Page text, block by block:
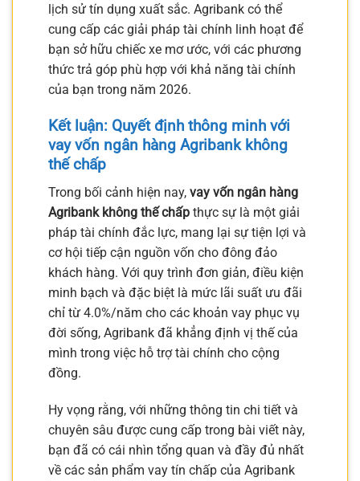
lịch sử tín dụng xuất sắc. Agribank có thể
cung cấp các giải pháp tài chính linh hoạt để
bạn sở hữu chiếc xe mơ ước, với các phương
thức trả góp phù hợp với khả năng tài chính
của bạn trong năm 2026.
Kết luận: Quyết định thông minh với
vay vốn ngân hàng Agribank không
thế chấp
Trong bối cảnh hiện nay, vay vốn ngân hàng
Agribank không thế chấp thực sự là một giải
pháp tài chính đắc lực, mang lại sự tiện lợi và
cơ hội tiếp cận nguồn vốn cho đông đảo
khách hàng. Với quy trình đơn giản, điều kiện
minh bạch và đặc biệt là mức lãi suất ưu đãi
chỉ từ 4.0%/năm cho các khoản vay phục vụ
đời sống, Agribank đã khẳng định vị thế của
mình trong việc hỗ trợ tài chính cho cộng
đồng.
Hy vọng rằng, với những thông tin chi tiết và
chuyên sâu được cung cấp trong bài viết này,
bạn đã có cái nhìn tổng quan và đầy đủ nhất
về các sản phẩm vay tín chấp của Agribank